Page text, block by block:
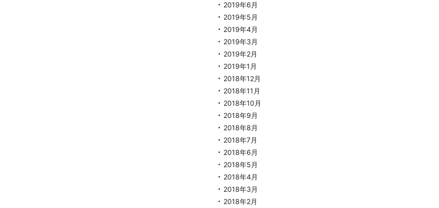
2019年6月
2019年5月
2019年4月
2019年3月
2019年2月
2019年1月
2018年12月
2018年11月
2018年10月
2018年9月
2018年8月
2018年7月
2018年6月
2018年5月
2018年4月
2018年3月
2018年2月